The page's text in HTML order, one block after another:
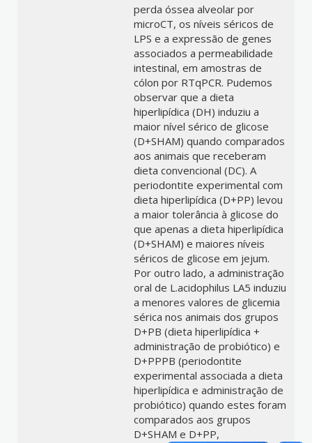
perda óssea alveolar por
microCT, os níveis séricos de
LPS e a expressão de genes
associados a permeabilidade
intestinal, em amostras de
cólon por RTqPCR. Pudemos
observar que a dieta
hiperlipídica (DH) induziu a
maior nível sérico de glicose
(D+SHAM) quando comparados
aos animais que receberam
dieta convencional (DC). A
periodontite experimental com
dieta hiperlipídica (D+PP) levou
a maior tolerância à glicose do
que apenas a dieta hiperlipídica
(D+SHAM) e maiores níveis
séricos de glicose em jejum.
Por outro lado, a administração
oral de L.acidophilus LA5 induziu
a menores valores de glicemia
sérica nos animais dos grupos
D+PB (dieta hiperlipídica +
administração de probiótico) e
D+PPPB (periodontite
experimental associada a dieta
hiperlipídica e administração de
probiótico) quando estes foram
comparados aos grupos
D+SHAM e D+PP,